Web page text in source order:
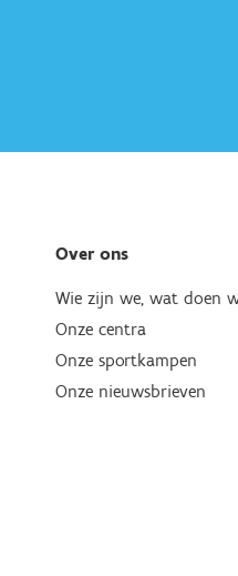
Over ons
Wie zijn we, wat doen
Onze centra
Onze sportkampen
Onze nieuwsbrieven